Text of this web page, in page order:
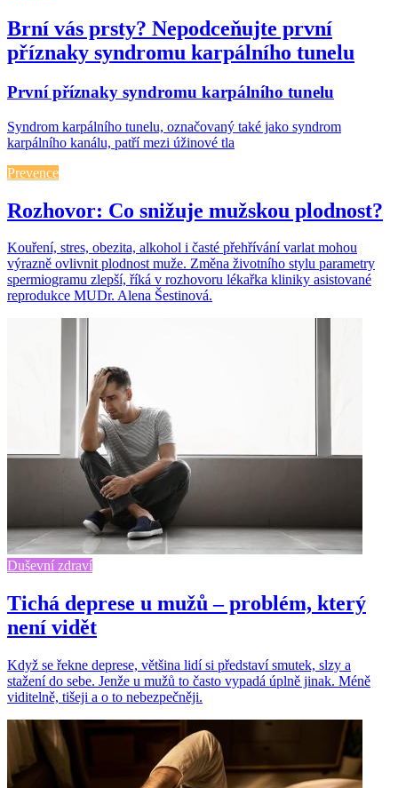
Brní vás prsty? Nepodceňujte první
příznaky syndromu karpálního tunelu
První příznaky syndromu karpálního tunelu
Syndrom karpálního tunelu, označovaný také jako syndrom
karpálního kanálu, patří mezi úžinové tla
Prevence
Rozhovor: Co snižuje mužskou plodnost?
Kouření, stres, obezita, alkohol i časté přehřívání varlat mohou
výrazně ovlivnit plodnost muže. Změna životního stylu parametry
spermiogramu zlepší, říká v rozhovoru lékařka kliniky asistované
reprodukce MUDr. Alena Šestinová.
Duševní zdraví
Tichá deprese u mužů – problém, který
není vidět
Když se řekne deprese, většina lidí si představí smutek, slzy a
stažení do sebe. Jenže u mužů to často vypadá úplně jinak. Méně
viditelně, tišeji a o to nebezpečněji.